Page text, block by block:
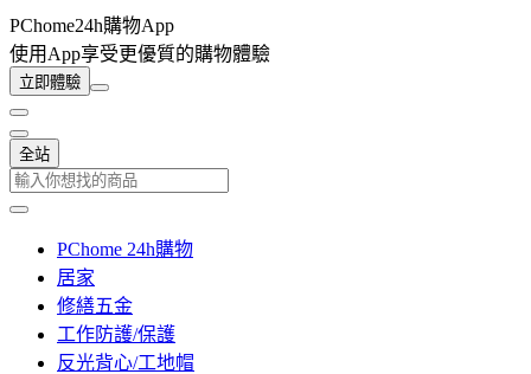
PChome24h購物App
使用App享受更優質的購物體驗
立即體驗
全站
PChome 24h購物
居家
修繕五金
工作防護/保護
反光背心/工地帽